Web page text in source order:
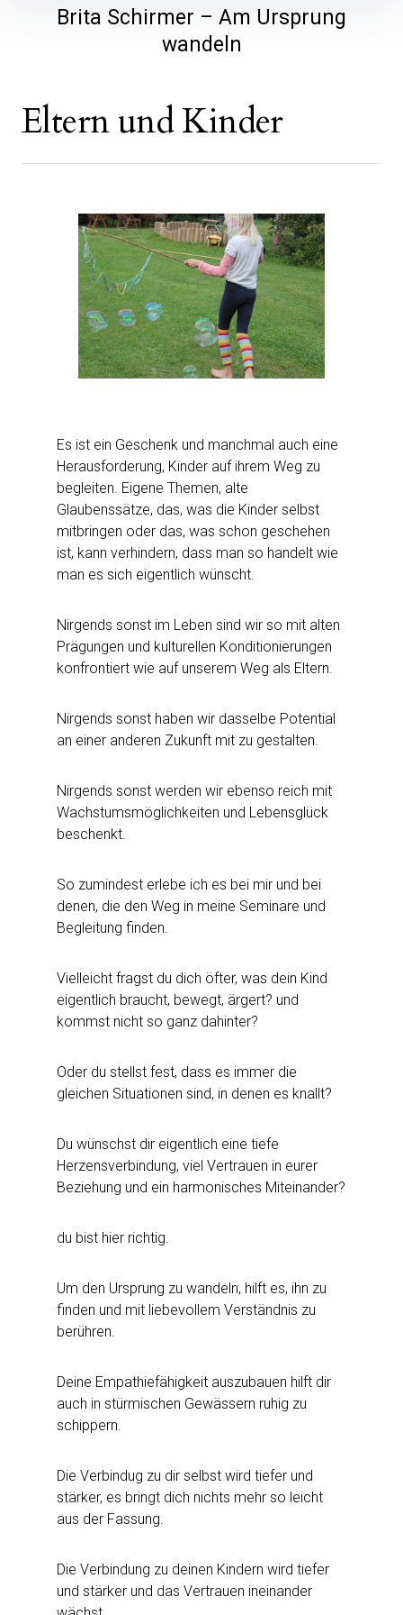
Brita Schirmer – Am Ursprung
wandeln
Eltern und Kinder
Es ist ein Geschenk und manchmal auch eine
Herausforderung, Kinder auf ihrem Weg zu
begleiten. Eigene Themen, alte
Glaubenssätze, das, was die Kinder selbst
mitbringen oder das, was schon geschehen
ist, kann verhindern, dass man so handelt wie
man es sich eigentlich wünscht.
Nirgends sonst im Leben sind wir so mit alten
Prägungen und kulturellen Konditionierungen
konfrontiert wie auf unserem Weg als Eltern.
Nirgends sonst haben wir dasselbe Potential
an einer anderen Zukunft mit zu gestalten.
Nirgends sonst werden wir ebenso reich mit
Wachstumsmöglichkeiten und Lebensglück
beschenkt.
So zumindest erlebe ich es bei mir und bei
denen, die den Weg in meine Seminare und
Begleitung finden.
Vielleicht fragst du dich öfter, was dein Kind
eigentlich braucht, bewegt, ärgert? und
kommst nicht so ganz dahinter?
Oder du stellst fest, dass es immer die
gleichen Situationen sind, in denen es knallt?
Du wünschst dir eigentlich eine tiefe
Herzensverbindung, viel Vertrauen in eurer
Beziehung und ein harmonisches Miteinander?
du bist hier richtig.
Um den Ursprung zu wandeln, hilft es, ihn zu
finden und mit liebevollem Verständnis zu
berühren.
Deine Empathiefähigkeit auszubauen hilft dir
auch in stürmischen Gewässern ruhig zu
schippern.
Die Verbindug zu dir selbst wird tiefer und
stärker, es bringt dich nichts mehr so leicht
aus der Fassung.
Die Verbindung zu deinen Kindern wird tiefer
und stärker und das Vertrauen ineinander